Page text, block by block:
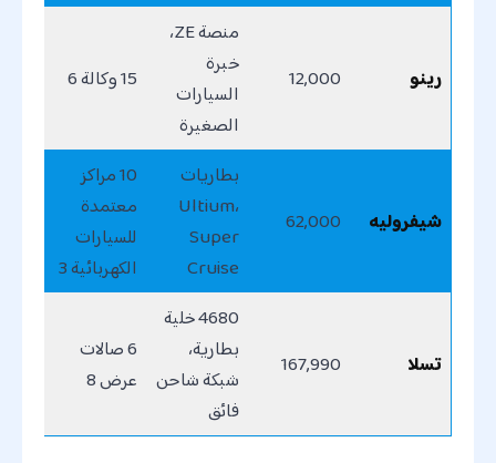
رينو 12,000
منصة ZE،
خبرة
السيارات
الصغيرة
15 وكالة 6
شيفروليه 62,000
بطاريات
Ultium،
Super
Cruise
10 مراكز
معتمدة
للسيارات
الكهربائية 3
تسلا 167,990
4680 خلية
بطارية،
شبكة شاحن
فائق
6 صالات
عرض 8